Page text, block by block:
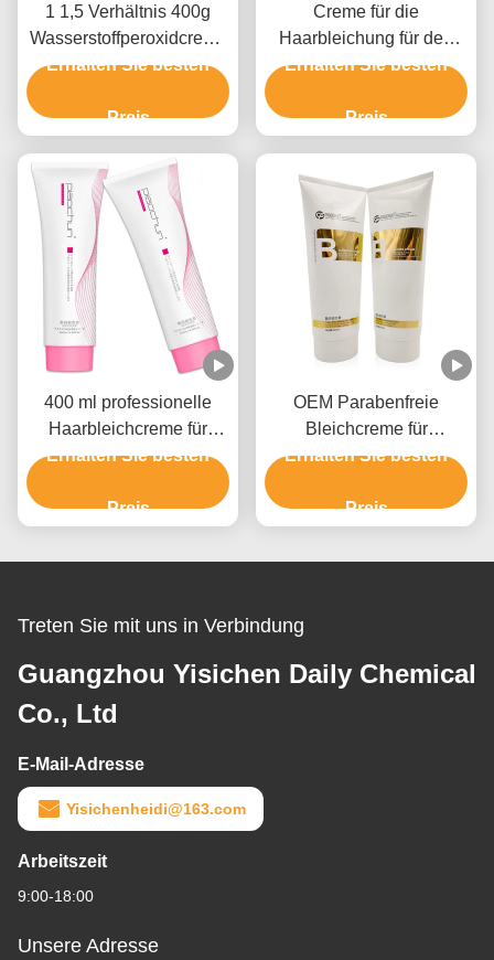
1 1,5 Verhältnis 400g
Wasserstoffperoxidcreme
für Haarfarbmittel GMPC-
Erhalten Sie besten
Preis
Creme für die
Haarbleichung für den
Salongebrauch 9 Stufen
Erhalten Sie besten
Preis
400 ml professionelle
Haarbleichcreme für
Männer und Frauen bis 9
Erhalten Sie besten
Preis
OEM Parabenfreie
Bleichcreme für
Haarfarbe mit
Erhalten Sie besten
Preis
Treten Sie mit uns in Verbindung
Guangzhou Yisichen Daily Chemical
Co., Ltd
E-Mail-Adresse
Yisichenheidi@163.com
Arbeitszeit
9:00-18:00
Unsere Adresse